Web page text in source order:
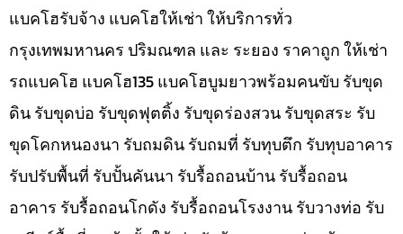
แบคโฮรับจ้าง แบคโฮให้เช่า ให้บริการทั่ว
กรุงเทพมหานคร ปริมณฑล และ ระยอง ราคาถูก ให้เช่า
รถแบคโฮ แบคโฮ135 แบคโฮบูมยาวพร้อมคนขับ รับขุด
ดิน รับขุดบ่อ รับขุดฟุตติ้ง รับขุดร่องสวน รับขุดสระ รับ
ขุดโคกหนองนา รับถมดิน รับถมที่ รับทุบตึก รับทุบอาคาร
รับปรับพื้นที่ รับปั้นคันนา รับรื้อถอนบ้าน รับรื้อถอน
อาคาร รับรื้อถอนโกดัง รับรื้อถอนโรงงาน รับวางท่อ รับ